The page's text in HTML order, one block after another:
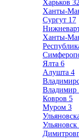
Харьков 32
Ханты-
Сургут 17
Ханты-
Ялта 6
Алушта 4
Владимир
Ковров 5
Муром 3
Ульяновск